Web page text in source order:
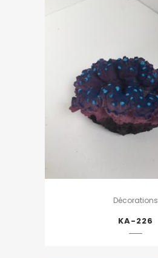
Décorations
KA-226